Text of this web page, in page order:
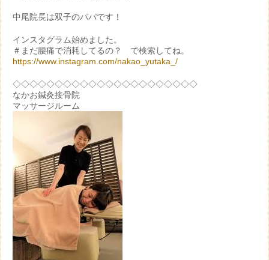
中尾院長は双子のパパです！
インスタグラム始めました。
＃まだ腰痛で消耗してるの？ で検索してね。
https://www.instagram.com/nakao_yutaka_/
◇◇◇◇◇◇◇◇◇◇◇◇◇◇◇◇◇◇◇◇◇◇
なかお鍼灸接骨院
マッサージルーム